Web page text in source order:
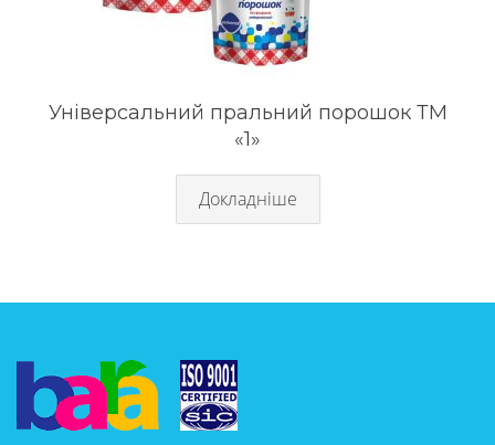
Універсальний пральний порошок ТМ
«1»
Докладніше